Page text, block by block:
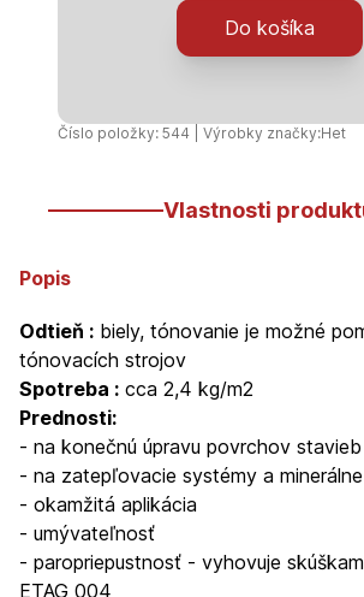
(Akrylátová
hladená
25
Do košíka
Číslo položky: 544 | Výrobky značky:Het
Vlastnosti
Popis
Odtieň : biely, tónovanie je možné
tónovacích strojov
Spotreba : cca 2,4 kg/m2
Prednosti:
- na konečnú úpravu povrchov stavieb
- na zatepľovacie systémy a
- okamžitá aplikácia
- umývateľnosť
- paropriepustnosť - vyhovuje
ETAG 004